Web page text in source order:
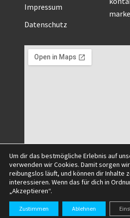
Impressum
Datenschutz
©2025 All Right
Um dir das bestmögliche Erlebnis auf
verwenden wir Cookies. Damit sorgen
reibungslos läuft, und können dir Inhalte
interessieren. Wenn das für dich in
„Akzeptieren“.
Zustimmen Ablehnen